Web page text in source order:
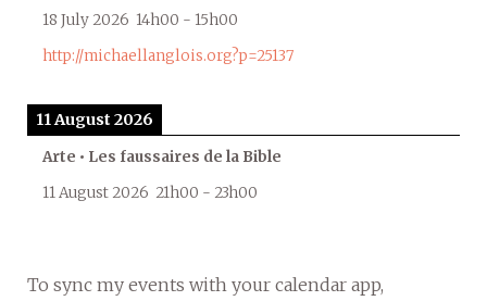
18 July 2026 14h00 - 15h00
http://michaellanglois.org?p=25137
11 August 2026
Arte • Les faussaires de la Bible
11 August 2026 21h00 - 23h00
To sync my events with your calendar app,